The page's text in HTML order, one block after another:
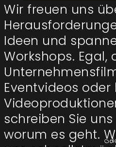
Wir freuen uns
Ideen und
Workshops. Egal,
Eventvideos oder
schreiben Sie
worum es geht.